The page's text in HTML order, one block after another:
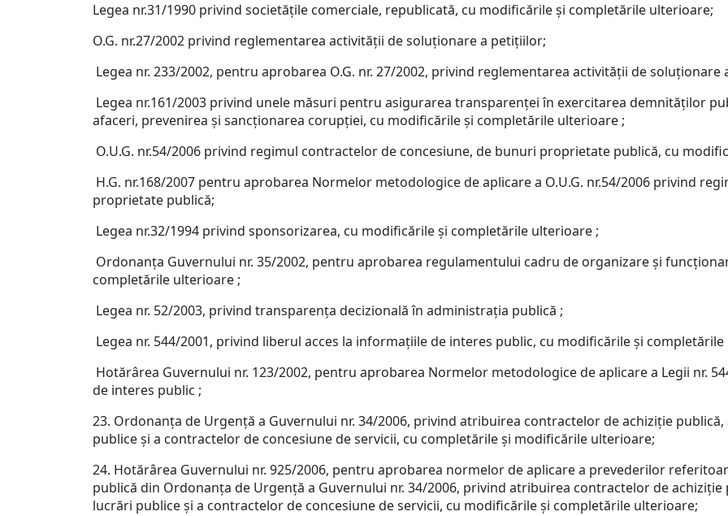
Legea nr.31/1990 privind societăţile comerciale, republicată, cu modificările şi completările ulterioare;
O.G. nr.27/2002 privind reglementarea activităţii de soluţionare a petiţiilor;
Legea nr. 233/2002, pentru aprobarea O.G. nr. 27/2002, privind reglementarea activităţii de soluţionare
Legea nr.161/2003 privind unele măsuri pentru asigurarea transparenţei în exercitarea demnităţilor
afaceri, prevenirea şi sancţionarea corupţiei, cu modificările şi completările ulterioare ;
O.U.G. nr.54/2006 privind regimul contractelor de concesiune, de bunuri proprietate publică, cu
H.G. nr.168/2007 pentru aprobarea Normelor metodologice de aplicare a O.U.G. nr.54/2006 privind
proprietate publică;
Legea nr.32/1994 privind sponsorizarea, cu modificările şi completările ulterioare ;
Ordonanţa Guvernului nr. 35/2002, pentru aprobarea regulamentului cadru de organizare şi
completările ulterioare ;
Legea nr. 52/2003, privind transparenţa decizională în administraţia publică ;
Legea nr. 544/2001, privind liberul acces la informaţiile de interes public, cu modificările şi
Hotărârea Guvernului nr. 123/2002, pentru aprobarea Normelor metodologice de aplicare a Legii nr.
de interes public ;
23. Ordonanţa de Urgenţă a Guvernului nr. 34/2006, privind atribuirea contractelor de achiziţie
publice şi a contractelor de concesiune de servicii, cu completările şi modificările ulterioare;
24. Hotărârea Guvernului nr. 925/2006, pentru aprobarea normelor de aplicare a prevederilor
publică din Ordonanţa de Urgenţă a Guvernului nr. 34/2006, privind atribuirea contractelor de
lucrări publice şi a contractelor de concesiune de servicii, cu modificările şi completările ulterioare;